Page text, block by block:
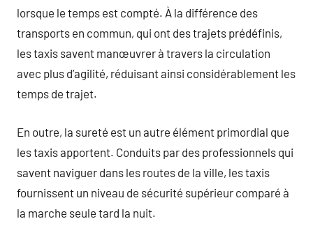
lorsque le temps est compté. À la différence des
transports en commun, qui ont des trajets prédéfinis,
les taxis savent manœuvrer à travers la circulation
avec plus d’agilité, réduisant ainsi considérablement les
temps de trajet.
En outre, la sureté est un autre élément primordial que
les taxis apportent. Conduits par des professionnels qui
savent naviguer dans les routes de la ville, les taxis
fournissent un niveau de sécurité supérieur comparé à
la marche seule tard la nuit.